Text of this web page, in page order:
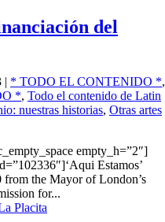
del
| * TODO EL CONTENIDO *,
*, Todo el contenido de Latin
nuestras historias, Otras artes
empty_h=”2″]
Estamos’
the Mayor of London’s
for...